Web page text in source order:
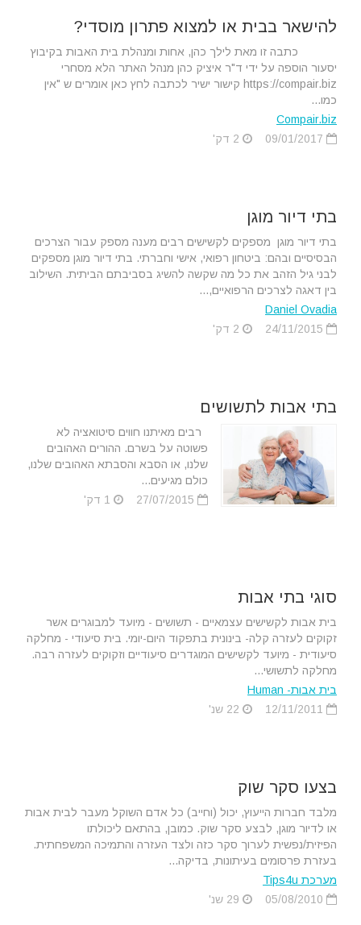
להישאר בבית או למצוא פתרון מוסדי?
כתבה זו מאת לילך כהן, אחות ומנהלת בית האבות בקיבוץ
יסעור הוספה על ידי ד"ר איציק כהן מנהל האתר הלא מסחרי
https://compair.biz קישור ישיר לכתבה לחץ כאן אומרים ש "אין
כמו...
Compair.biz
בתי דיור מוגן
בתי דיור מוגן מספקים לקשישים רבים מענה מספק עבור הצרכים
הבסיסיים ובהם: ביטחון רפואי, אישי וחברתי. בתי דיור מוגן מספקים
לבני גיל הזהב את כל מה שקשה להשיג בסביבתם הביתית. השילוב
בין דאגה לצרכים הרפואיים,...
Daniel Ovadia
בתי אבות לתשושים
רבים מאיתנו חווים סיטואציה לא
פשוטה על בשרם. ההורים האהובים
שלנו, או הסבא והסבתא האהובים שלנו,
כולם מגיעים...
סוגי בתי אבות
בית אבות לקשישים עצמאיים - תשושים - מיועד למבוגרים אשר
זקוקים לעזרה קלה- בינונית בתפקוד היום-יומי. בית סיעודי - מחלקה
סיעודית - מיועד לקשישים המוגדרים סיעודיים וזקוקים לעזרה רבה.
מחלקה לתשושי...
בית אבות- Human
בצעו סקר שוק
מלבד חברות הייעוץ, יכול (וחייב) כל אדם השוקל מעבר לבית אבות
או לדיור מוגן, לבצע סקר שוק. כמובן, בהתאם ליכולתו
הפיזית/נפשית לערוך סקר כזה ולצד העזרה והתמיכה המשפחתית.
בעזרת פרסומים בעיתונות, בדיקה...
מערכת Tips4u